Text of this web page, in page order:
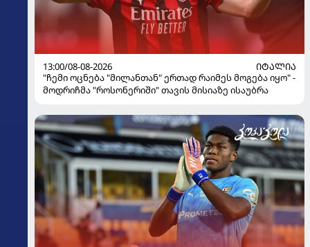
13:00/08-08-2026
ᲘᲢᲐᲚᲘᲐ
"ჩემი ოცნება "მილანთან" ერთად რაიმეს მოგება იყო" -
მოდრიჩმა "როსონერიში" თავის მისიაზე ისაუბრა